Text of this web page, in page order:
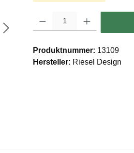
Produktnummer: 13109
Hersteller: Riesel Design